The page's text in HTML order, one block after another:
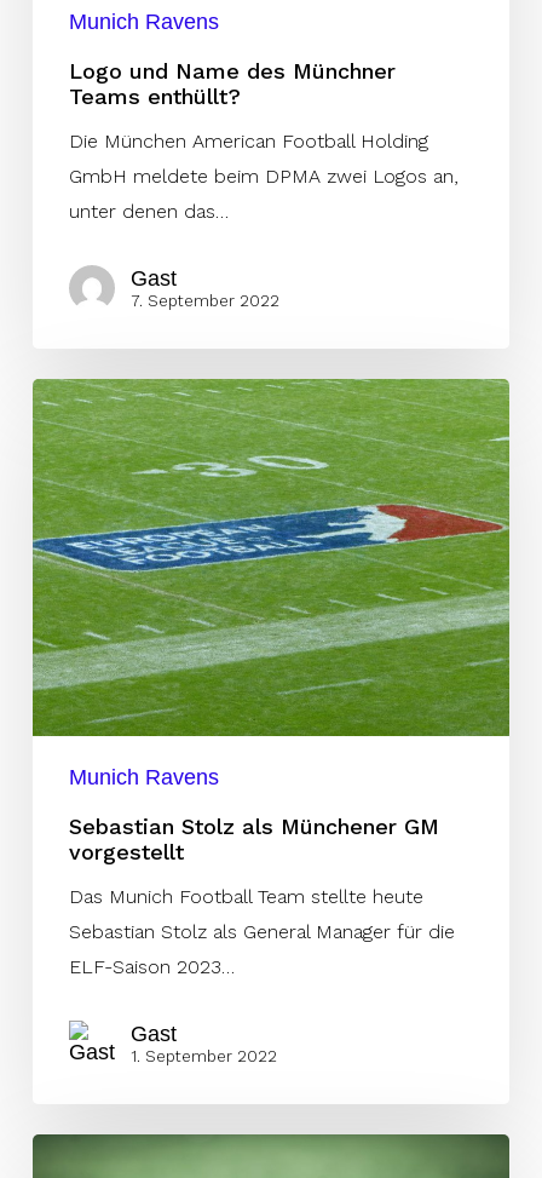
Munich Ravens
Logo und Name des Münchner
Teams enthüllt?
Die München American Football Holding
GmbH meldete beim DPMA zwei Logos an,
unter denen das…
Gast
7. September 2022
Sebastian
Stolz
als
Münchener
GM
vorgestellt
Munich Ravens
Sebastian Stolz als Münchener GM
vorgestellt
Das Munich Football Team stellte heute
Sebastian Stolz als General Manager für die
ELF-Saison 2023…
Gast
1. September 2022